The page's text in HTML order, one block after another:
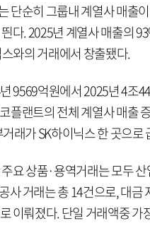
단순히 그룹내 계열사 매출
다. 2025년 계열사 매출의
와의 거래에서 창출됐다.
9569억원에서 2025년 4조
플랜트의 전체 계열사 매출
래가 SK하이닉스 한 곳으
요 상품·용역거래는 모두
사 거래는 총 14건으로, 대금
이뤄졌다. 단일 거래액중 가